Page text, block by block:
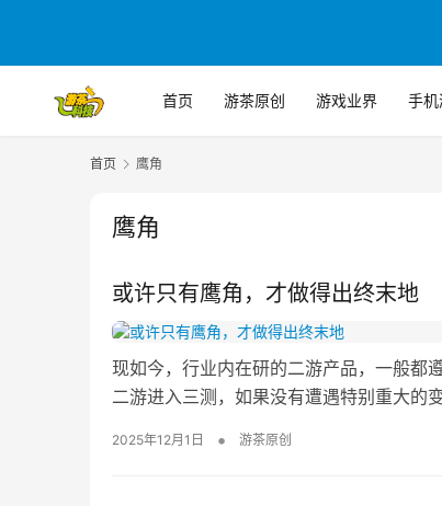
首页 游茶原创 游戏业界 手
首页 鹰角
鹰角
或许只有鹰角，才做得出终末地
现如今，行业内在研的二游产品，一般都
二游进入三测，如果没有遭遇特别重大的
2025年12月1日 • 游茶原创